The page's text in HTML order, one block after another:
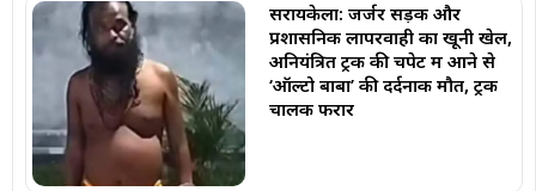
सरायकेला: जर्जर सड़क और
प्रशासनिक लापरवाही का खूनी खेल,
अनियंत्रित ट्रक की चपेट में आने से
‘ऑल्टो बाबा’ की दर्दनाक मौत, ट्रक
चालक फरार